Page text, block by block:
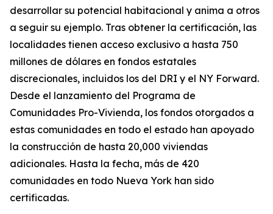
desarrollar su potencial habitacional y anima a otros
a seguir su ejemplo. Tras obtener la certificación, las
localidades tienen acceso exclusivo a hasta 750
millones de dólares en fondos estatales
discrecionales, incluidos los del DRI y el NY Forward.
Desde el lanzamiento del Programa de
Comunidades Pro-Vivienda, los fondos otorgados a
estas comunidades en todo el estado han apoyado
la construcción de hasta 20,000 viviendas
adicionales. Hasta la fecha, más de 420
comunidades en todo Nueva York han sido
certificadas.